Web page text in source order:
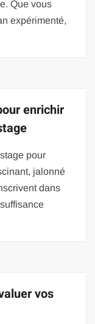
Que vous
expérimenté,
enrichir
pour
jalonné
dans
vos